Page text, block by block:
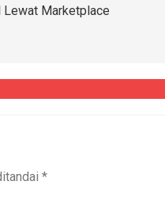
Lewat Marketplace
*